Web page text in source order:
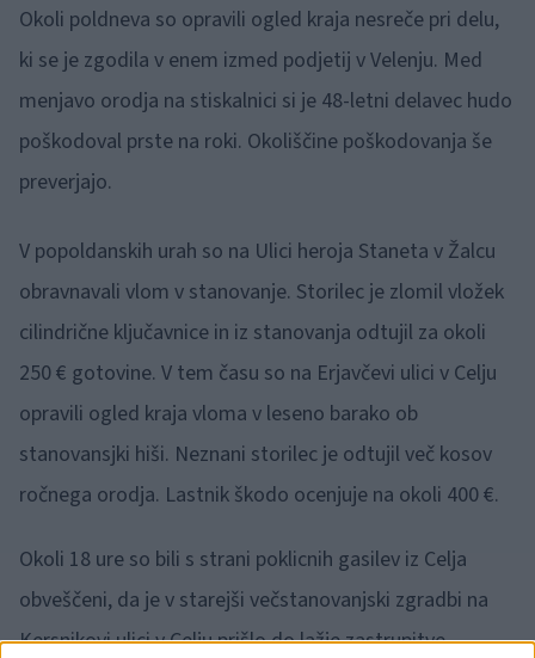
Okoli poldneva so opravili ogled kraja nesreče pri delu,
ki se je zgodila v enem izmed podjetij v Velenju. Med
menjavo orodja na stiskalnici si je 48-letni delavec hudo
poškodoval prste na roki. Okoliščine poškodovanja še
preverjajo.
V popoldanskih urah so na Ulici heroja Staneta v Žalcu
obravnavali vlom v stanovanje. Storilec je zlomil vložek
cilindrične ključavnice in iz stanovanja odtujil za okoli
250 € gotovine. V tem času so na Erjavčevi ulici v Celju
opravili ogled kraja vloma v leseno barako ob
stanovansjki hiši. Neznani storilec je odtujil več kosov
ročnega orodja. Lastnik škodo ocenjuje na okoli 400 €.
Okoli 18 ure so bili s strani poklicnih gasilev iz Celja
obveščeni, da je v starejši večstanovanjski zgradbi na
Kersnikovi ulici v Celju prišlo do lažje zastrupitve